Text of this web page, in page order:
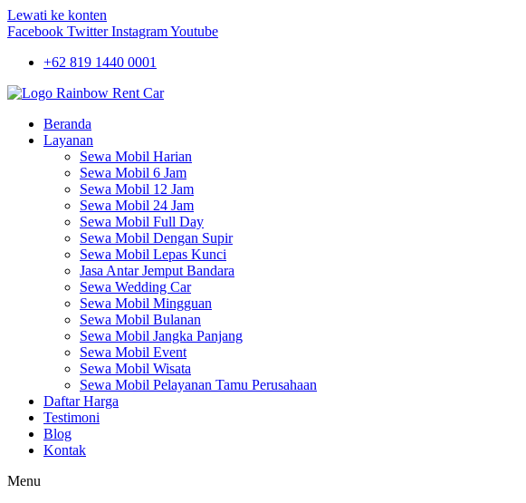
Lewati ke konten
Facebook Twitter InstagramYoutube
+62 819 1440 0001
Beranda
Layanan
Sewa Mobil Harian
Sewa Mobil 6 Jam
Sewa Mobil 12 Jam
Sewa Mobil 24 Jam
Sewa Mobil Full Day
Sewa Mobil Dengan Supir
Sewa Mobil Lepas Kunci
Jasa Antar Jemput Bandara
Sewa Wedding Car
Sewa Mobil Mingguan
Sewa Mobil Bulanan
Sewa Mobil Jangka Panjang
Sewa Mobil Event
Sewa Mobil Wisata
Sewa Mobil Pelayanan Tamu Perusahaan
Daftar Harga
Testimoni
Blog
Kontak
Menu